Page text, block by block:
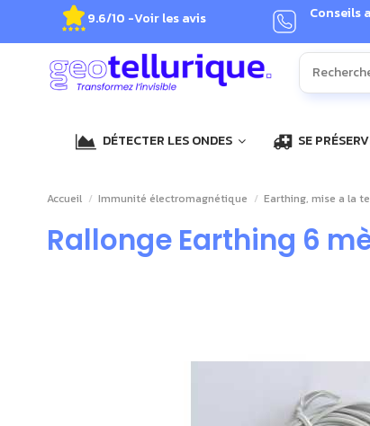
9.6/10 -Voir les avis
Conseils
DÉTECTER LES ONDES SE
Accueil Immunité électromagnétique Earthing, mise a la
Rallonge Earthing 6